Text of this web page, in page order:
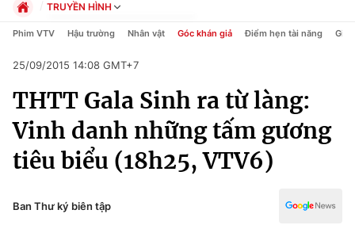
Chuyên mục
Chính trị
Xã hội
Pháp luật
TRUYỀN HÌNH
Chính trị
Pháp luật
Kinh tế
Thể thao
Truyền hình
Văn hóa - Giải trí
Công nghệ
Phim VTV Hậu trường Nhân vật Góc khán giả Điểm hẹn tài năng Giải
25/09/2015 14:08 GMT+7
THTT Gala Sinh ra từ làng:
Vinh danh những tấm gương
tiêu biểu (18h25, VTV6)
Ban Thư ký biên tập